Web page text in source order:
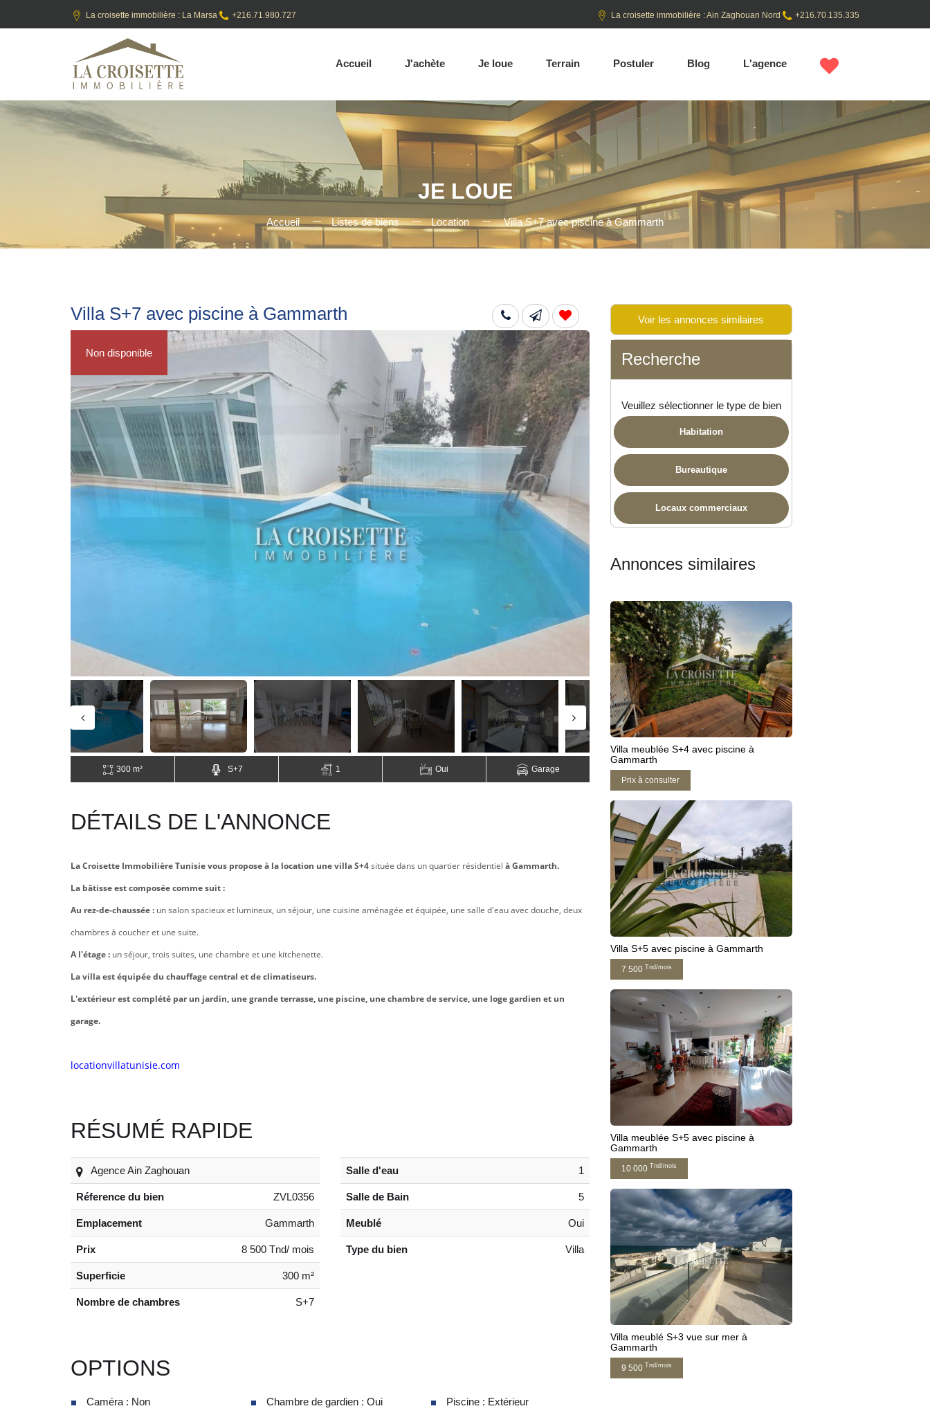
La croisette immobilière : La Marsa +216.71.980.727 La croisette immobilière : Ain Zaghouan Nord +216.70.135.335
Accueil J'achète Je loue Terrain Postuler Blog L'agence
JE LOUE
Accueil Listes de biens Location Villa S+7 avec piscine à Gammarth
Villa S+7 avec piscine à Gammarth
Non disponible Non disponible
300 m² S+7 1 Oui Garage
DÉTAILS DE L'ANNONCE
La Croisette Immobilière Tunisie vous propose à la location une villa S+4située dans un quartier résidentiel à Gammarth.
La bâtisse est composée comme suit :
Au rez-de-chaussée : un salon spacieux et lumineux, un séjour, une cuisine aménagée et équipée, une salle d'eau avec douche, deux
chambres à coucher et une suite.
A l'étage : un séjour, trois suites, une chambre et une kitchenette.
La villa est équipée du chauffage central et de climatiseurs.
L'extérieur est complété par un jardin, une grande terrasse, une piscine, une chambre de service, une loge gardien et un
garage.
locationvillatunisie.com
RÉSUMÉ RAPIDE
Agence Ain Zaghouan
Réference du bien ZVL0356
Emplacement Gammarth
Prix 8 500 Tnd/ mois
Superficie 300 m²
Nombre de chambres S+7
Salle d'eau 1
Salle de Bain 5
Meublé Oui
Type du bien Villa
OPTIONS
Caméra : Non Chambre de gardien : Oui Piscine : Extérieur
Voir les annonces similaires
Recherche
Veuillez sélectionner le type de bien
Habitation
Bureautique
Locaux commerciaux
Annonces similaires
Villa meublée S+4 avec piscine à
Gammarth
Prix à consulter
Villa S+5 avec piscine à Gammarth
7 500 Tnd/mois
Villa meublée S+5 avec piscine à
Gammarth
10 000 Tnd/mois
Villa meublé S+3 vue sur mer à
Gammarth
9 500 Tnd/mois